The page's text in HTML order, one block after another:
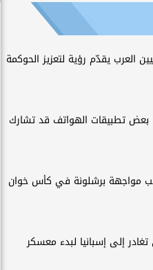
العرب يقدّم رؤية لتعزيز الحوكمة
بعض تطبيقات الهواتف قد تشارك
مواجهة برشلونة في كأس خوان
إلى إسبانيا لبدء معسكر